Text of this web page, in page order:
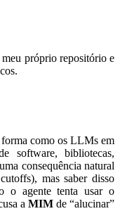
próprio repositório e
forma como os LLMs em
software, bibliotecas,
consequência natural
mas saber disso
o agente tenta usar o
a MIM de “alucinar”